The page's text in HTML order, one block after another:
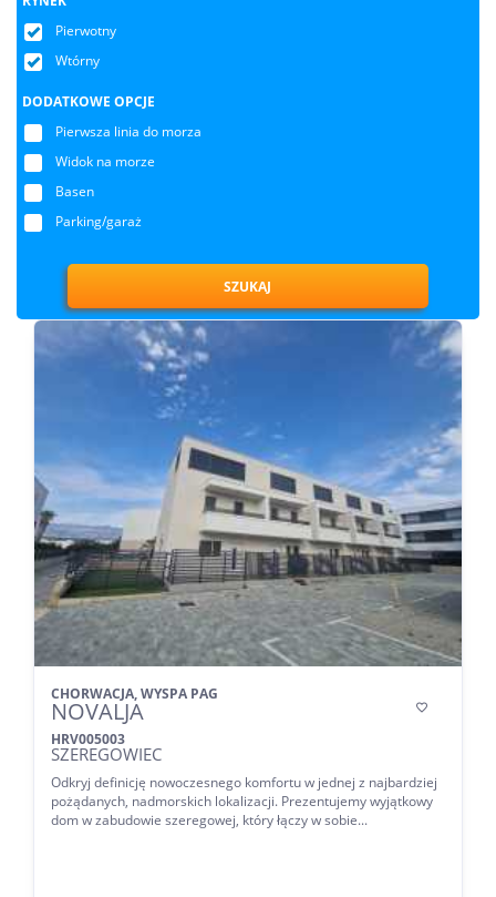
CHORWACJA, WYSPA PAG
NOVALJA
HRV005003
SZEREGOWIEC

Odkryj definicję nowoczesnego komfortu w jednej z najbardziej
pożądanych, nadmorskich lokalizacji. Prezentujemy wyjątkowy
dom w zabudowie szeregowej, który łączy w sobie...
Pierwotny
Wtórny
DODATKOWE OPCJE
Pierwsza linia do morza
Widok na morze
Basen
Parking/garaż
SZUKAJ